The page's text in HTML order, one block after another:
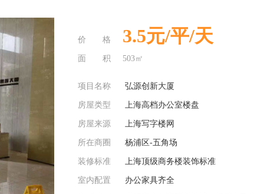
价 格 3.5元/平/天
面 积 503㎡
项目名称 弘源创新大厦
房屋类型 上海高档办公室楼盘
房屋来源 上海写字楼网
所在商圈 杨浦区-五角场
装修标准 上海顶级商务楼装饰标准
室内配置 办公家具齐全